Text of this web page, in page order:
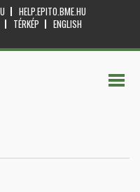
HELP.EPITO.BME.HU
TÉRKÉP
ENGLISH